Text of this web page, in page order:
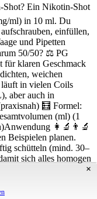
Shot? Ein Nikotin-Shot
ml) in 10 ml. Du
einfüllen,
und Pipetten
50/50? ⚖️ PG
für klaren Geschmack
weichen
in vielen Coils
aber auch in
🧮 Formel:
(ml) (1
👩‍🔬👨‍🔬
Beispielen planen.
schütteln (mind. 30–
sich alles homogen
mit Base/Shortfill
×